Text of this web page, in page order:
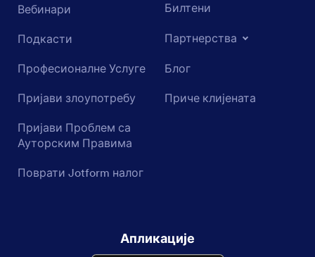
Вебинари
Подкасти
Професионалне Услуге
Пријави злоупотребу
Пријави Проблем са
Ауторским Правима
Поврати Jotform налог
Билтени
Партнерства
Блог
Приче клијената
Апликације